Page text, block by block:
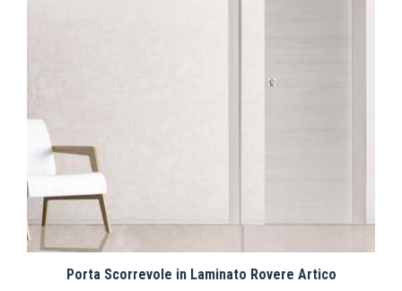
Porta Scorrevole in Laminato Rovere Artico